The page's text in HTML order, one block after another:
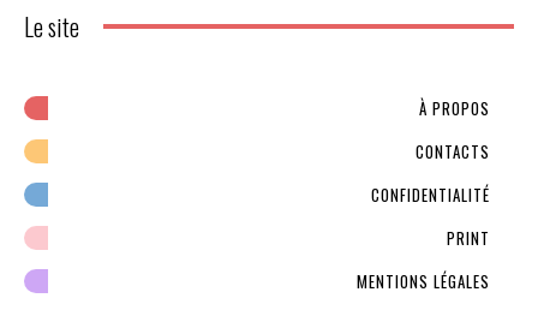
Le site
À PROPOS
CONTACTS
CONFIDENTIALITÉ
PRINT
MENTIONS LÉGALES